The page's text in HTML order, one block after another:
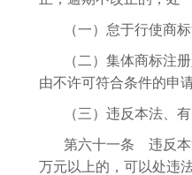
（一）怠于行使商
（二）集体商标注
由不许可符合条件的申
（三）违反本法、
第六十一条 违反本
万元以上的，可以处违